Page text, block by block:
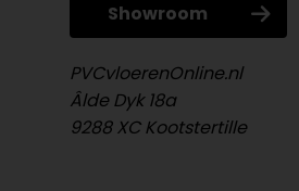
Showroom
PVCvloerenOnline.nl
Âlde Dyk 18a
9288 XC Kootstertille